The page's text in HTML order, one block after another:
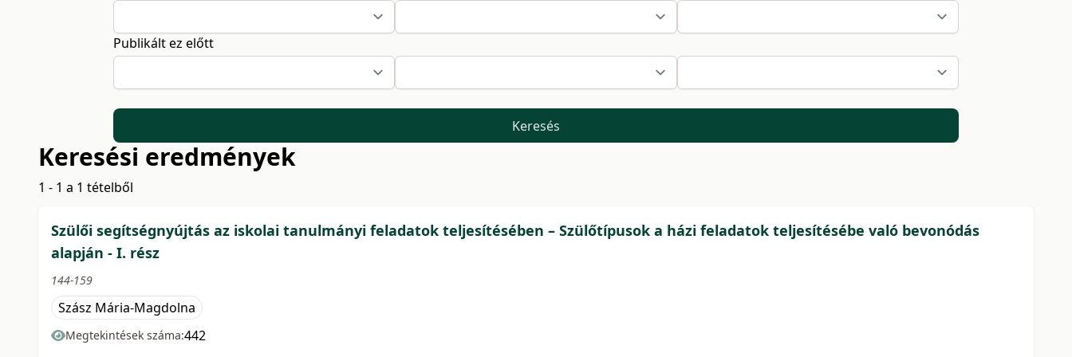
Publikált ez előtt
Keresés
Keresési eredmények
1 - 1 a 1 tételből
Szülői segítségnyújtás az iskolai tanulmányi feladatok teljesítésében – Szülőtípusok a házi feladatok teljesítésébe való bevonódás
alapján - I. rész
144-159
Szász Mária-Magdolna
Megtekintések száma:442